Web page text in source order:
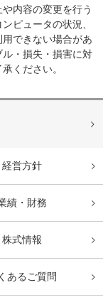
内容の変更を行う
ピュータの状況、
できない場合があ
・損失・損害に対
ください。
経営方針
績・財務
株式情報
あるご質問